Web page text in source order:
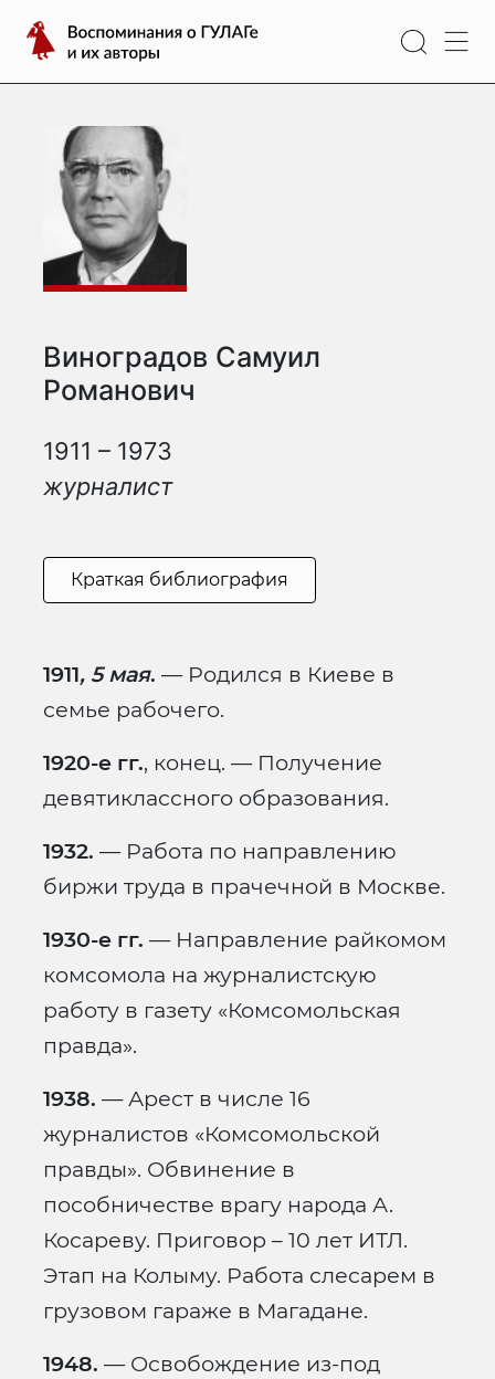
содержимому
Воспоминания
о
ГУЛАГе
авторы
Виноградов Самуил
Романович
1911 – 1973
журналист
Краткая библиография
1911, 5 мая. — Родился в Киеве в
семье рабочего.
1920-е гг., конец. — Получение
девятиклассного образования.
1932. — Работа по направлению
биржи труда в прачечной в Москве.
1930-е гг. — Направление райкомом
комсомола на журналистскую
работу в газету «Комсомольская
правда».
1938. — Арест в числе 16
журналистов «Комсомольской
правды». Обвинение в
пособничестве врагу народа А.
Косареву. Приговор – 10 лет ИТЛ.
Этап на Колыму. Работа слесарем в
грузовом гараже в Магадане.
1948. — Освобождение из-под